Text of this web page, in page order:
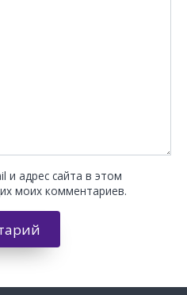
и адрес сайта в этом
моих комментариев.